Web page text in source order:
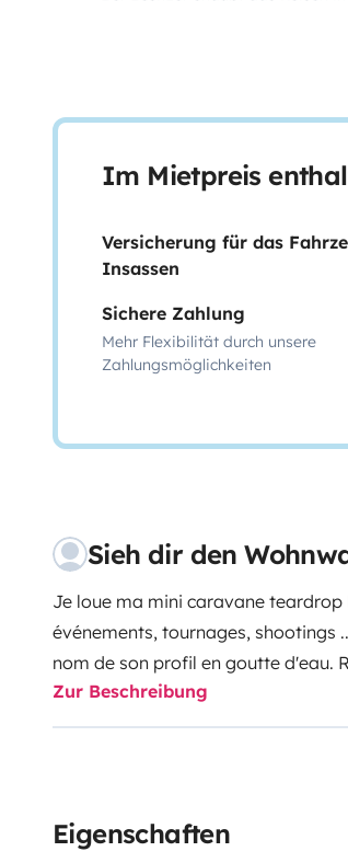
Im Mietpreis
Versicherung für das
Insassen
Sichere Zahlung
Mehr Flexibilität durch unsere
Zahlungsmöglichkeiten
Sieh dir den
Je loue ma mini caravane
événements, tournages, shootings
nom de son profil en goutte d'eau.
séjour original dans un cocon
caractéristiques de MINICAMP : -
une consommation de carburant
Zur Beschreibung
Eigenschaften